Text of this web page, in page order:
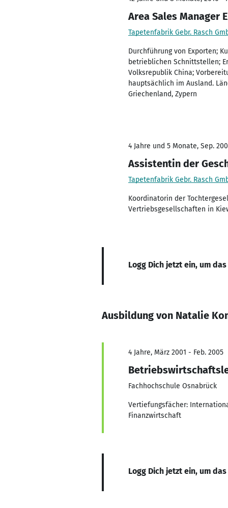
Area Sales Manager
Tapetenfabrik Gebr. Rasch
Durchführung von Exporten;
betrieblichen Schnittstellen;
Volksrepublik China;
hauptsächlich im Ausland.
Griechenland, Zypern
4 Jahre und 5 Monate, Sep.
Assistentin der
Tapetenfabrik Gebr. Rasch
Koordinatorin der
Vertriebsgesellschaften in
Logg Dich jetzt ein, um
Ausbildung von Natalie
4 Jahre, März 2001 - Feb. 2005
Fachhochschule Osnabrück
Vertiefungsfächer:
Finanzwirtschaft
Logg Dich jetzt ein, um